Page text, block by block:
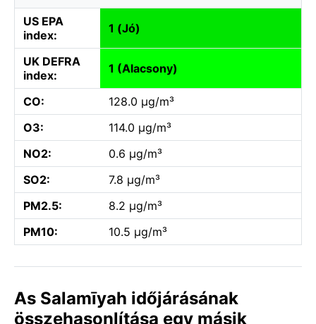
US EPA
index:
1 (Jó)
UK DEFRA
index:
1 (Alacsony)
CO:
128.0 µg/m³
O3:
114.0 µg/m³
NO2:
0.6 µg/m³
SO2:
7.8 µg/m³
PM2.5:
8.2 µg/m³
PM10:
10.5 µg/m³
As Salamīyah időjárásának
összehasonlítása egy másik